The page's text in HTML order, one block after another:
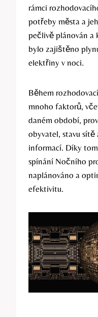
rámci
potřeby města a
pečlivě plánován a
bylo zajištěno
elektřiny v noci.
Během
mnoho faktorů,
daném období,
obyvatel, stavu
informací. Díky
spínání Nočního
naplánováno a
efektivitu.